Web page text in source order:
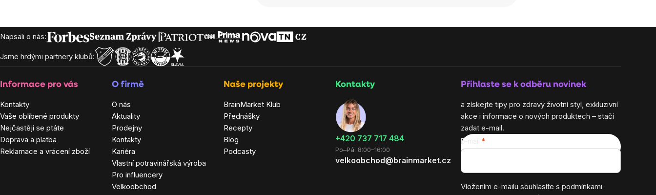
Zápatí
Napsali o nás:
Jsme hrdými partnery klubů:
Informace pro vás
Kontakty
Vaše oblíbené produkty
Nejčastěji se ptáte
Doprava a platba
Reklamace a vrácení zboží
O firmě
O nás
Aktuality
Prodejny
Kontakty
Kariéra
Vlastní potravinářská výroba
Pro influencery
Velkoobchod
Naše projekty
BrainMarket Klub
Přednášky
Recepty
Blog
Podcasty
Kontakty
+420 737 717 484
Po–Pá: 8:00–16:00
velkoobchod@brainmarket.cz
Přihlaste se k odběru novinek
a získejte tipy pro zdravý životní styl, exkluzivní
akce i informace o nových produktech – stačí
zadat e-mail.
E-mail
Vložením e-mailu souhlasíte s podmínkami